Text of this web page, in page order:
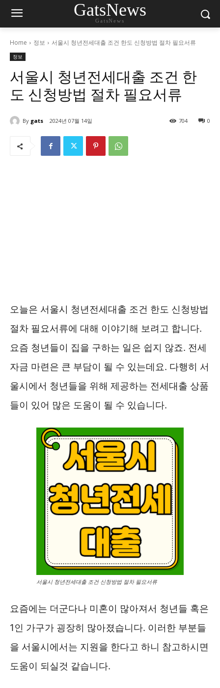
GatsNews
GatsNews
Home 정보 서울시 청년전세대출 조건 한도 신청방법 절차 필요서류
정보
서울시 청년전세대출 조건 한
도 신청방법 절차 필요서류
By gats 2024년 07월 14일 0
704
오늘은 서울시 청년전세대출 조건 한도 신청방법
절차 필요서류에 대해 이야기해 보려고 합니다.
요즘 청년들이 집을 구하는 일은 쉽지 않죠. 전세
자금 마련은 큰 부담이 될 수 있는데요. 다행히 서
울시에서 청년들을 위해 제공하는 전세대출 상품
들이 있어 많은 도움이 될 수 있습니다.
서울시 청년전세대출 조건 신청방법 절차 필요서류
요즘에는 더군다나 미혼이 많아져서 청년들 혹은
1인 가구가 굉장히 많아졌습니다. 이러한 부분들
을 서울시에서는 지원을 한다고 하니 참고하시면
도움이 되실것 같습니다.